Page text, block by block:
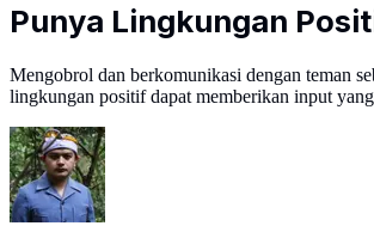
Punya Lingkungan
Mengobrol dan berkomunikasi dengan teman
lingkungan positif dapat memberikan input